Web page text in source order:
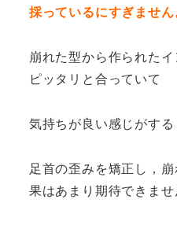
採っているにすぎません
崩れた型から作られた
ピッタリと合っていて
気持ちが良い感じがする
足首の歪みを矯正し，
果はあまり期待できませ